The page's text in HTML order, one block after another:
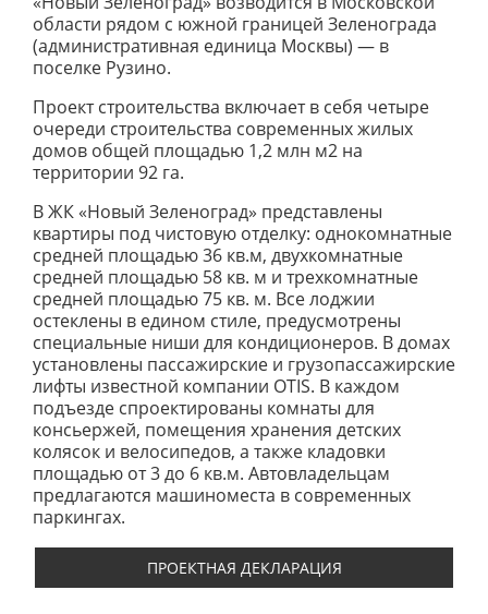
области рядом с южной границей Зеленограда
(административная единица Москвы) — в
поселке Рузино.
Проект строительства включает в себя четыре
очереди строительства современных жилых
домов общей площадью 1,2 млн м2 на
территории 92 га.
В ЖК «Новый Зеленоград» представлены
квартиры под чистовую отделку: однокомнатные
средней площадью 36 кв.м, двухкомнатные
средней площадью 58 кв. м и трехкомнатные
средней площадью 75 кв. м. Все лоджии
остеклены в едином стиле, предусмотрены
специальные ниши для кондиционеров. В домах
установлены пассажирские и грузопассажирские
лифты известной компании OTIS. В каждом
подъезде спроектированы комнаты для
консьержей, помещения хранения детских
колясок и велосипедов, а также кладовки
площадью от 3 до 6 кв.м. Автовладельцам
предлагаются машиноместа в современных
паркингах.
ПРОЕКТНАЯ ДЕКЛАРАЦИЯ